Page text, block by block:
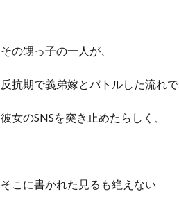
その甥っ子の一人が、
反抗期で義弟嫁とバトルした流れで
彼女のSNSを突き止めたらしく、
そこに書かれた見るも絶えない